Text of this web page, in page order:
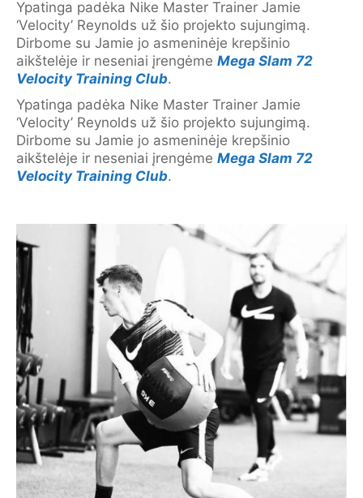
Ypatinga padėka Nike Master Trainer Jamie
‘Velocity’ Reynolds už šio projekto sujungimą.
Dirbome su Jamie jo asmeninėje krepšinio
aikštelėje ir neseniai įrengėme Mega Slam 72
Velocity Training Club.
Ypatinga padėka Nike Master Trainer Jamie
‘Velocity’ Reynolds už šio projekto sujungimą.
Dirbome su Jamie jo asmeninėje krepšinio
aikštelėje ir neseniai įrengėme Mega Slam 72
Velocity Training Club.